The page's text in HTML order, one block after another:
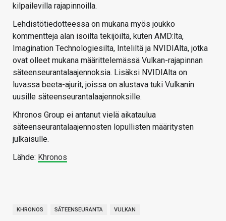
kilpailevilla rajapinnoilla.
Lehdistötiedotteessa on mukana myös joukko
kommentteja alan isoilta tekijöiltä, kuten AMD:lta,
Imagination Technologiesilta, Inteliltä ja NVIDIAlta, jotka
ovat olleet mukana määrittelemässä Vulkan-rajapinnan
säteenseurantalaajennoksia. Lisäksi NVIDIAlta on
luvassa beeta-ajurit, joissa on alustava tuki Vulkanin
uusille säteenseurantalaajennoksille.
Khronos Group ei antanut vielä aikataulua
säteenseurantalaajennosten lopullisten määritysten
julkaisulle.
Lähde: Khronos
KHRONOS SÄTEENSEURANTA VULKAN